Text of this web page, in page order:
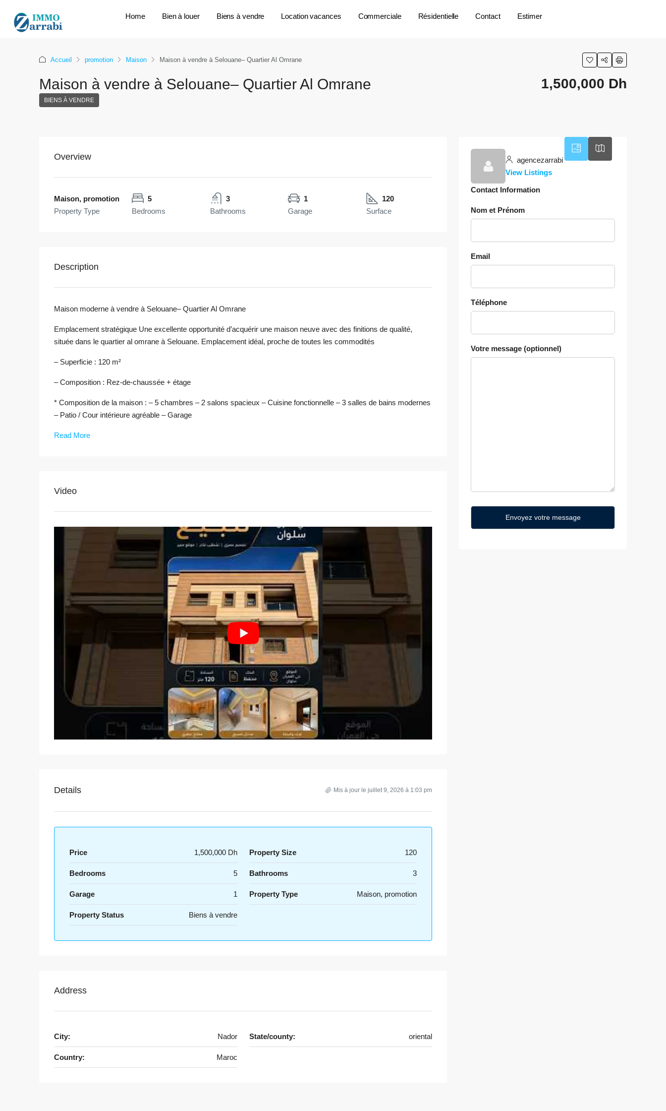
Home Bien à louer Biens à vendre Location vacances Commerciale Résidentielle Contact Estimer
Accueil promotion Maison Maison à vendre à Selouane– Quartier Al Omrane
Maison à vendre à Selouane– Quartier Al Omrane
BIENS À VENDRE
1,500,000 Dh
Overview
Maison, promotion
Property Type
5
Bedrooms
3
Bathrooms
1
Garage
120
Surface
Description
Maison moderne à vendre à Selouane– Quartier Al Omrane
Emplacement stratégique Une excellente opportunité d’acquérir une maison neuve avec des finitions de qualité,
située dans le quartier al omrane à Selouane. Emplacement idéal, proche de toutes les commodités
– Superficie : 120 m²
– Composition : Rez-de-chaussée + étage
* Composition de la maison : – 5 chambres – 2 salons spacieux – Cuisine fonctionnelle – 3 salles de bains modernes
– Patio / Cour intérieure agréable – Garage
Read More
Video
Details Mis à jour le juillet 9, 2026 à 1:03 pm
Price 1,500,000 Dh Property Size 120
Bedrooms 5 Bathrooms 3
Garage 1 Property Type Maison, promotion
Property Status Biens à vendre
Address
City: Nador State/county: oriental
Country: Maroc
agencezarrabi
View Listings
Contact Information
Nom et Prénom
Email
Téléphone
Votre message (optionnel)